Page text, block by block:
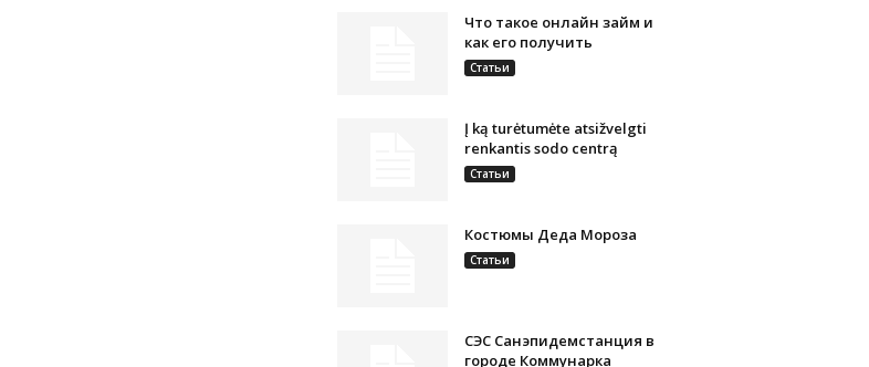
Что такое онлайн займ и
как его получить
Статьи
Į ką turėtumėte atsižvelgti
renkantis sodo centrą
Статьи
Костюмы Деда Мороза
Статьи
СЭС Санэпидемстанция в
городе Коммунарка